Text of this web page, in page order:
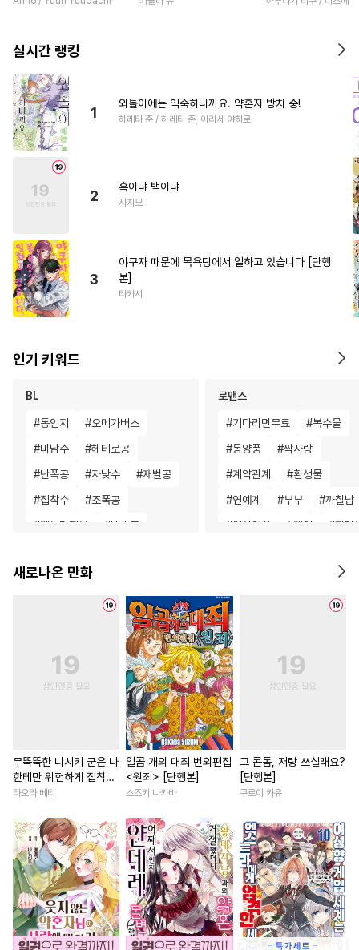
실시간 랭킹
1
외톨이에는 익숙하니까요. 약혼자 방치 중!
하레타 준 / 하레타 준, 아라세 야히로
2
흑이냐 백이냐
사치모
3
야쿠자 때문에 목욕탕에서 일하고 있습니다 [단행
본]
타카시
인기 키워드
BL
#동인지 #오메가버스
#미남수 #헤테로공
#난폭공 #자낮수 #재벌공
#집착수 #조폭공
#웹툰단행본 #벤츠공
#절륜공 #동물
동정공
#변태수
침착수 #계략수
쓰레기수
#BDSM
계략공
#무심수 #인싸공 #판타지
#다정수 #인외존재
#역사/시대물 #리맨물
#장발 #유혹 # 순정공
# 주종관계 #동양풍
#회귀물 #잔망수 #일상
#소심수 #고수위 #까칠수
로맨스
#기다리면무료 #복수물
#동양풍 #짝사랑
#계약관계 #환생물
#연예계 #부부 #까칠남
#연상연하 #게임 #힐링
#
#친구>연인
#무심남 #철벽남
#할리퀸
#인외존재
#첫사랑
#
소년 # 고수위 #재벌남
영혼바뀜
#능글남 #사제관계
#원나잇 #절륜남 #다정
#직진남 #다각관계
#후회녀 #영상화 #친구
#섹스파트너 #첫사랑
새로나온 만화
무뚝뚝한 니시키 군은 나
한테만 위험하게 집착
[단행본]
타오라 베티
일곱 개의 대죄 번외편집
<원죄> [단행본]
스즈키 나카바
그 콘돔, 저랑 쓰실래요?
[단행본]
쿠로이 카유